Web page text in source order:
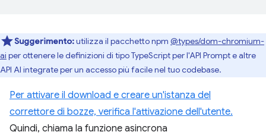
Suggerimento:utilizza il pacchetto npm @types/dom-chromium-
ai per ottenere le definizioni di tipo TypeScript per l'API Prompt e altre
API AI integrate per un accesso più facile nel tuo codebase.
Per attivare il download e creare un'istanza del
correttore di bozze, verifica l'attivazione dell'utente.
Quindi, chiama la funzione asincrona